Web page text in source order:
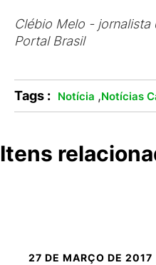
Clébio Melo - jornalista
Portal Brasil
Tags : Notícia ,Notícias
Itens
27 DE MARÇO DE 2017